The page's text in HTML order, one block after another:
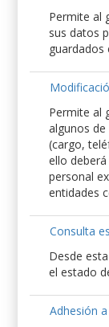
Permite al
sus datos
guardados
Permite al
algunos
(cargo,
ello
personal
entidades
Consulta
Desde
el estado
Adhesión